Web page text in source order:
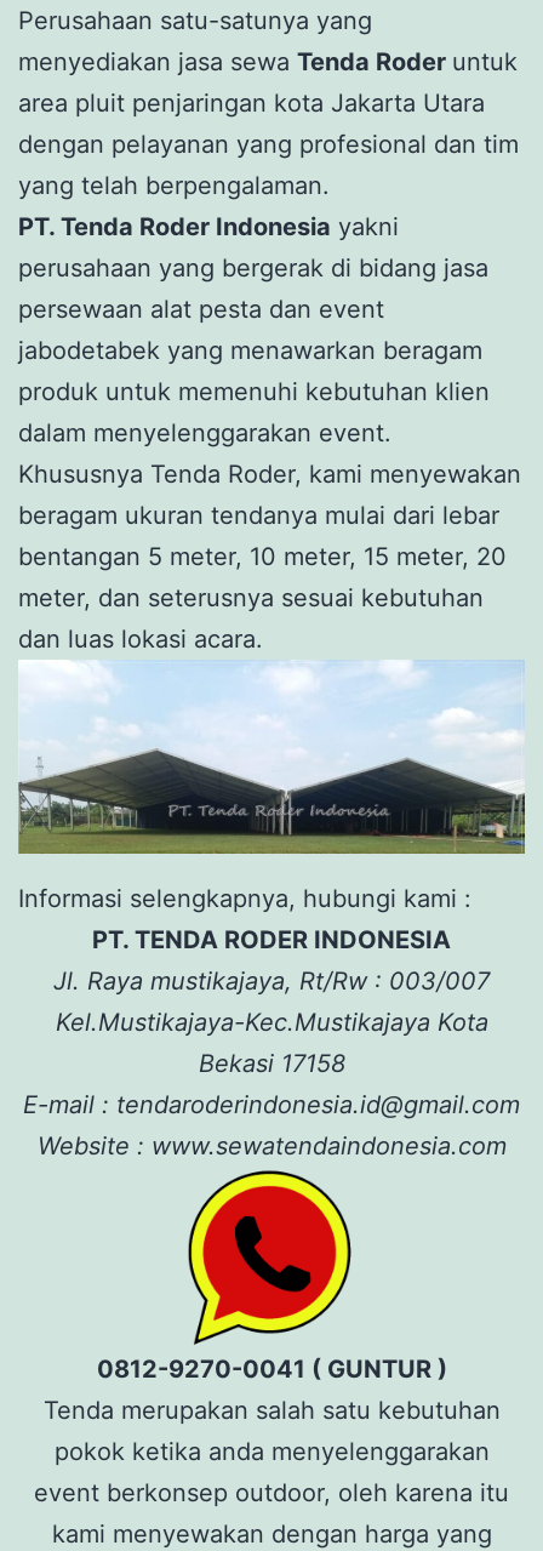
Perusahaan satu-satunya yang
menyediakan jasa sewa Tenda Roder untuk
area pluit penjaringan kota Jakarta Utara
dengan pelayanan yang profesional dan tim
yang telah berpengalaman.
PT. Tenda Roder Indonesia yakni
perusahaan yang bergerak di bidang jasa
persewaan alat pesta dan event
jabodetabek yang menawarkan beragam
produk untuk memenuhi kebutuhan klien
dalam menyelenggarakan event.
Khususnya Tenda Roder, kami menyewakan
beragam ukuran tendanya mulai dari lebar
bentangan 5 meter, 10 meter, 15 meter, 20
meter, dan seterusnya sesuai kebutuhan
dan luas lokasi acara.
Informasi selengkapnya, hubungi kami :
PT. TENDA RODER INDONESIA
Jl. Raya mustikajaya, Rt/Rw : 003/007
Kel.Mustikajaya-Kec.Mustikajaya Kota
Bekasi 17158
E-mail : tendaroderindonesia.id@gmail.com
Website : www.sewatendaindonesia.com
0812-9270-0041 ( GUNTUR )
Tenda merupakan salah satu kebutuhan
pokok ketika anda menyelenggarakan
event berkonsep outdoor, oleh karena itu
kami menyewakan dengan harga yang